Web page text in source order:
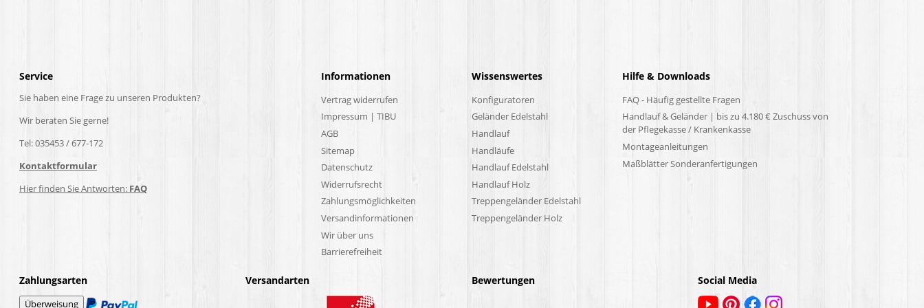
Service
Sie haben eine Frage zu unseren Produkten?
Wir beraten Sie gerne!
Tel: 035453 / 677-172
Kontaktformular
Hier finden Sie Antworten: FAQ
Informationen
Vertrag widerrufen
Impressum | TIBU
AGB
Sitemap
Datenschutz
Widerrufsrecht
Zahlungsmöglichkeiten
Versandinformationen
Wir über uns
Barrierefreiheit
Wissenswertes
Konfiguratoren
Geländer Edelstahl
Handlauf
Handläufe
Handlauf Edelstahl
Handlauf Holz
Treppengeländer Edelstahl
Treppengeländer Holz
Hilfe & Downloads
FAQ - Häufig gestellte Fragen
Handlauf & Geländer | bis zu 4.180 € Zuschuss von
der Pflegekasse / Krankenkasse
Montageanleitungen
Maßblätter Sonderanfertigungen
Zahlungsarten Versandarten Bewertungen Social Media